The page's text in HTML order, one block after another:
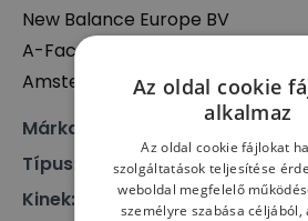
New Balance Europe BV
A-Factorij, Pilotenstraat 35 – 45,
Amsterdam, The Netherlands
Márka
Típus
Lábbeli, Sneaker
Kinek:
Férfi
Az oldal cookie
alkalmaz
Az oldal cookie fájlokat
szolgáltatások teljesítése
weboldal megfelelő
személyre szabása céljából,